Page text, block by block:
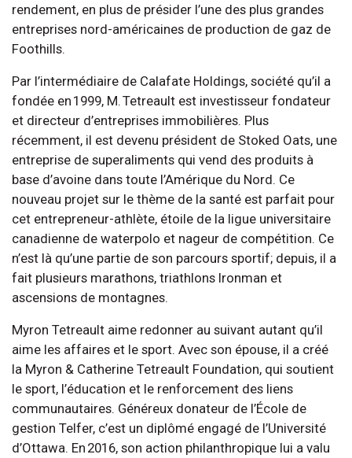
rendement, en plus de présider l’une des plus grandes
entreprises nord-américaines de production de gaz de
Foothills.
Par l’intermédiaire de Calafate Holdings, société qu’il a
fondée en 1999, M. Tetreault est investisseur fondateur
et directeur d’entreprises immobilières. Plus
récemment, il est devenu président de Stoked Oats, une
entreprise de superaliments qui vend des produits à
base d’avoine dans toute l’Amérique du Nord. Ce
nouveau projet sur le thème de la santé est parfait pour
cet entrepreneur-athlète, étoile de la ligue universitaire
canadienne de waterpolo et nageur de compétition. Ce
n’est là qu’une partie de son parcours sportif; depuis, il a
fait plusieurs marathons, triathlons Ironman et
ascensions de montagnes.
Myron Tetreault aime redonner au suivant autant qu’il
aime les affaires et le sport. Avec son épouse, il a créé
la Myron & Catherine Tetreault Foundation, qui soutient
le sport, l’éducation et le renforcement des liens
communautaires. Généreux donateur de l’École de
gestion Telfer, c’est un diplômé engagé de l’Université
d’Ottawa. En 2016, son action philanthropique lui a valu